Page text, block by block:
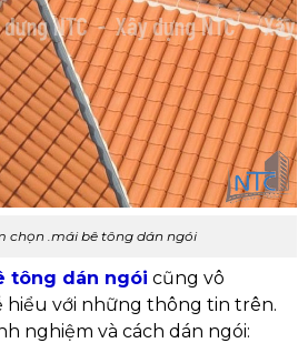
chọn .mái bê tông dán ngói
tông dán ngói cũng vô
hiểu với những thông tin trên.
nghiệm và cách dán ngói: